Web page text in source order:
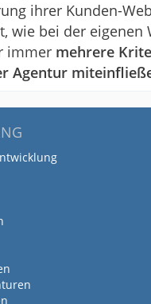
ihrer Kunden-
wie bei der eigenen
immer mehrere
Agentur